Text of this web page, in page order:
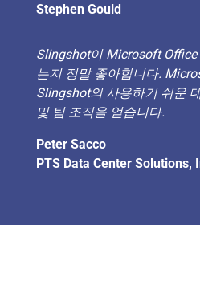
Stephen Gould
Slingshot이 Microsoft
는지 정말 좋아합니다.
Slingshot의 사용하기 쉬운
및 팀 조직을 얻습니다.
Peter Sacco
PTS Data Center Solutions,